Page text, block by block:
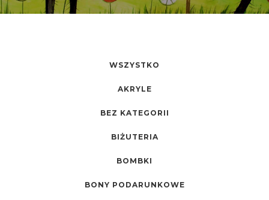
WSZYSTKO
AKRYLE
BEZ KATEGORII
BIŻUTERIA
BOMBKI
BONY PODARUNKOWE